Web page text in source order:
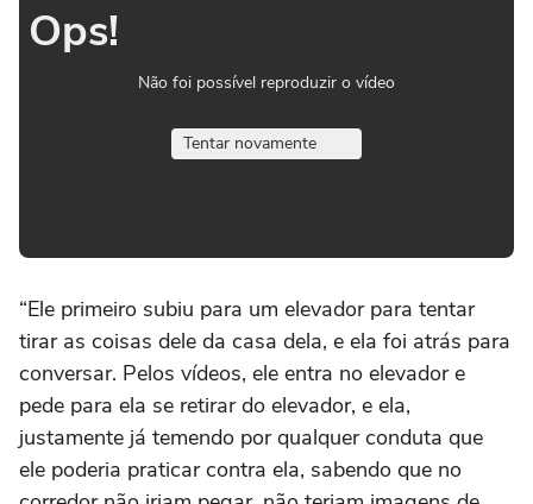
Ops!
Não foi possível reproduzir o vídeo
Tentar novamente
“Ele primeiro subiu para um elevador para tentar
tirar as coisas dele da casa dela, e ela foi atrás para
conversar. Pelos vídeos, ele entra no elevador e
pede para ela se retirar do elevador, e ela,
justamente já temendo por qualquer conduta que
ele poderia praticar contra ela, sabendo que no